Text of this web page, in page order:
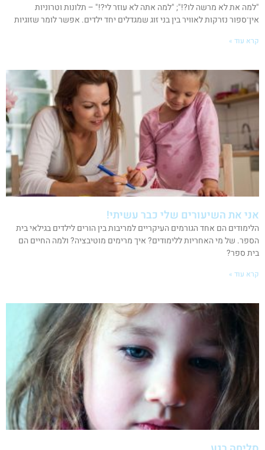
"למה את לא מרשה לו?!"; "למה אתה לא עוזר לי?!" – תלונות וטרוניות
אין־ספור נזרקות לאוויר בין בני זוג שמגדלים יחד ילדים. אפשר לומר שזוגיות
קרא עוד »
אני את השיעורים שלי כבר עשיתי!
הלימודים הם אחד הגורמים העיקריים למריבות בין הורים לילדים בגילאי בית
הספר. של מי האחריות ללימודים? איך מרימים מוטיבציה? ולמה החיים הם
בית ספר?
קרא עוד »